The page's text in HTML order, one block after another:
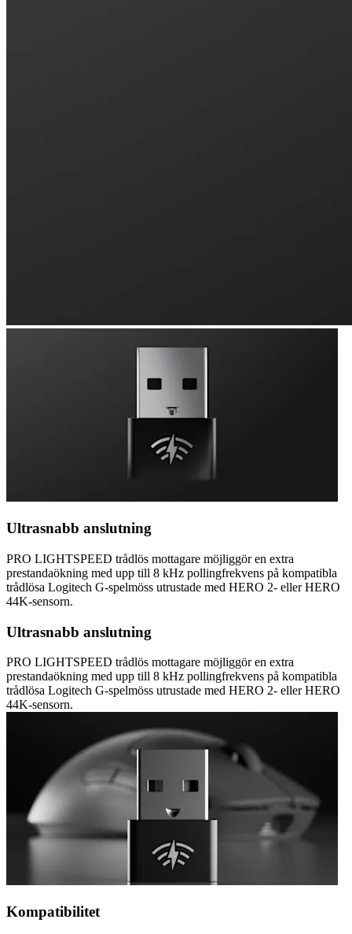
Ultrasnabb anslutning
PRO LIGHTSPEED trådlös mottagare möjliggör en extra
prestandaökning med upp till 8 kHz pollingfrekvens på kompatibla
trådlösa Logitech G-spelmöss utrustade med HERO 2- eller HERO
44K-sensorn.
Ultrasnabb anslutning
PRO LIGHTSPEED trådlös mottagare möjliggör en extra
prestandaökning med upp till 8 kHz pollingfrekvens på kompatibla
trådlösa Logitech G-spelmöss utrustade med HERO 2- eller HERO
44K-sensorn.
Kompatibilitet